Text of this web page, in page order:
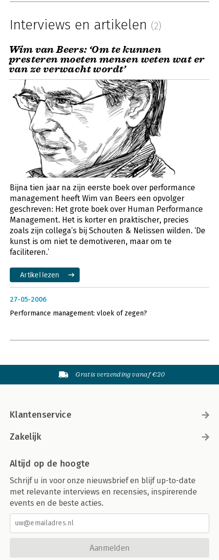
Interviews en artikelen (2)
Wim van Beers: ‘Om te kunnen
presteren moeten mensen weten wat er
van ze verwacht wordt’
Bijna tien jaar na zijn eerste boek over performance
management heeft Wim van Beers een opvolger
geschreven: Het grote boek over Human Performance
Management. Het is korter en praktischer, precies
zoals zijn collega’s bij Schouten & Nelissen wilden. ‘De
kunst is om niet te demotiveren, maar om te
faciliteren.’
Artikel lezen
27-05-2006
Performance management: vloek of zegen?
Gratis verzending vanaf €20
Klantenservice
Zakelijk
Altijd op de hoogte
Schrijf u in voor onze nieuwsbrief en blijf up-to-date
met relevante interviews en recensies, inspirerende
events en de beste acties.
Aanmelden